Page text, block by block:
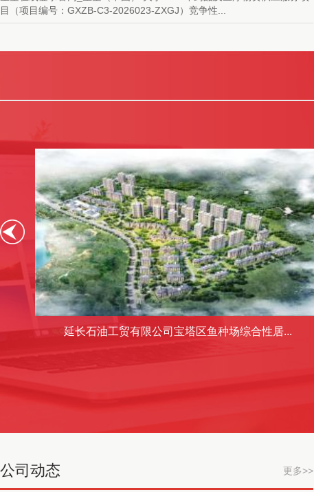
目（项目编号：GXZB-C3-2026023-ZXGJ）竞争性...
延长石油工贸有限公司宝塔区鱼种场综合性居...
公司动态 更多>>